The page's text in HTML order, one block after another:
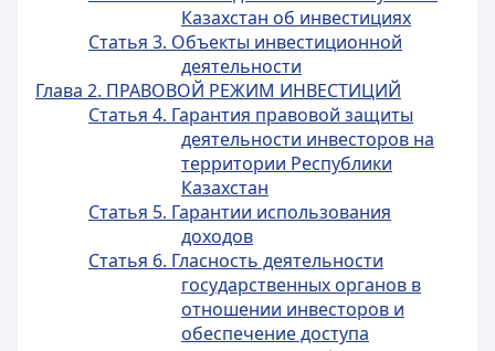
Казахстан об инвестициях
Статья 3. Объекты инвестиционной
деятельности
Глава 2. ПРАВОВОЙ РЕЖИМ ИНВЕСТИЦИЙ
Статья 4. Гарантия правовой защиты
деятельности инвесторов на
территории Республики
Казахстан
Статья 5. Гарантии использования
доходов
Статья 6. Гласность деятельности
государственных органов в
отношении инвесторов и
обеспечение доступа